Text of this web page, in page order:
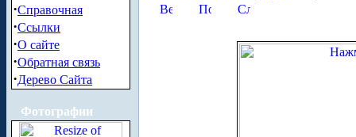
·Справочная
·Ссылки
·О сайте
·Обратная связь
·Дерево Сайта
Фотографии